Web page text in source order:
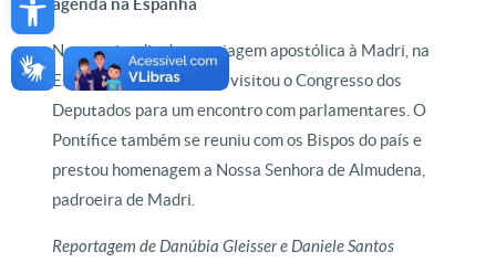
agenda na Espanha
No terceiro dia de sua viagem apostólica à Madri, na
Espanha, Papa Leão XIV visitou o Congresso dos
Deputados para um encontro com parlamentares. O
Pontífice também se reuniu com os Bispos do país e
prestou homenagem a Nossa Senhora de Almudena,
padroeira de Madri.
Reportagem de Danúbia Gleisser e Daniele Santos